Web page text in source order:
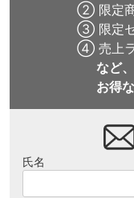
② 限定
③ 限定セ
④ 売上
など
お得
氏名